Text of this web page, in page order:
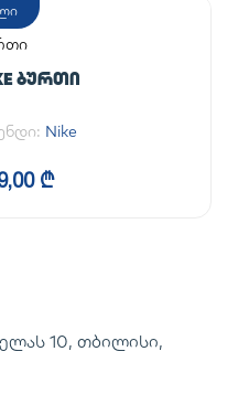
ᲑᲣᲠᲗᲘ
Nike
₾
10, თბილისი,